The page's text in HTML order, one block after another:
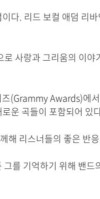
다. 리드 보컬 애덤 리바
사랑과 그리움의 이야
(Grammy Awards)에
운 곡들이 포함되어 있
해 리스너들의 좋은 반
를 기억하기 위해 밴드